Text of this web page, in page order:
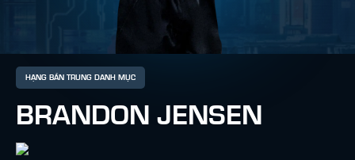
HẠNG BÁN TRUNG DANH MỤC
BRANDON JENSEN